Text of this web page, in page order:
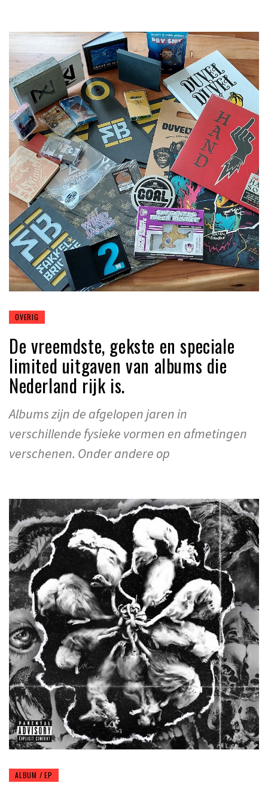
OVERIG
De vreemdste, gekste en speciale
limited uitgaven van albums die
Nederland rijk is.
Albums zijn de afgelopen jaren in
verschillende fysieke vormen en afmetingen
verschenen. Onder andere op
ALBUM / EP